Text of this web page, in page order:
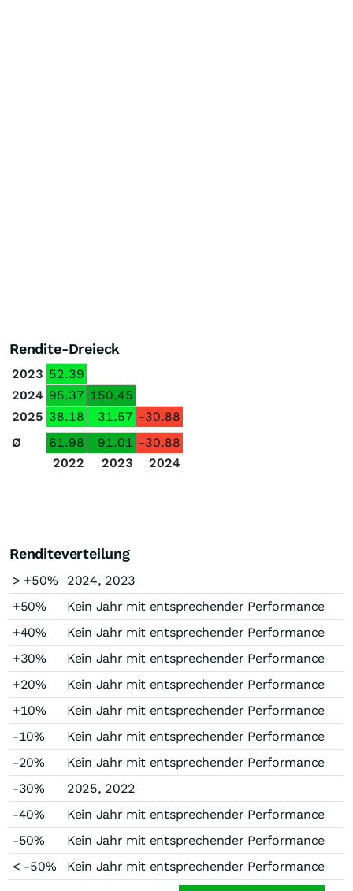
Rendite-Dreieck
2023 52.39
2024 95.37 150.45
2025 38.18 31.57 -30.88
Ø
61.98 91.01 -30.88
2022
2023 2024
Renditeverteilung
> +50%
2024, 2023
+50%
Kein Jahr mit entsprechender Performance
+40%
Kein Jahr mit entsprechender Performance
+30%
Kein Jahr mit entsprechender Performance
+20%
Kein Jahr mit entsprechender Performance
+10%
Kein Jahr mit entsprechender Performance
-10%
Kein Jahr mit entsprechender Performance
-20%
Kein Jahr mit entsprechender Performance
-30%
2025, 2022
-40%
Kein Jahr mit entsprechender Performance
-50%
Kein Jahr mit entsprechender Performance
< -50%
Kein Jahr mit entsprechender Performance